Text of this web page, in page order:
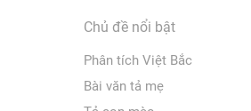
Chủ đề nổi bật
Phân tích Việt Bắc
Bài văn tả mẹ